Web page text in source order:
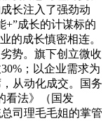
长注入了强劲动
+”成长的计谋标的
的成长慎密相连。
势。旗下创立微收
；以企业需求为
从动化成交。国务
看法》（国发
总司理毛毛姐的掌管